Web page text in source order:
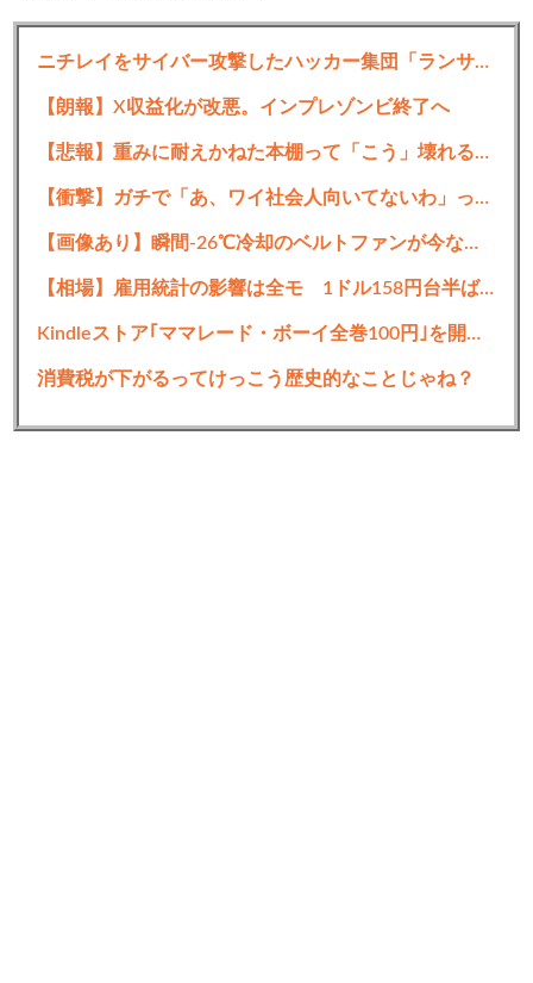
子持ち目線はよかれどだけど
他の従業員からしたらけつ拭かなきゃならんやん？
なぜによその家族の為にワイらが苦労せなきゃなら
その分の給与あがったり代わりの人がくるならいい
んやがな
思考 2022/11/23(水) 06:16:18.88 ID:SrqV8faZ0
それに育休って言ったって旅行いってるやんふざけ
将来の納税者を育てる大切な仕事なんや
ニチレイをサイバー攻撃したハッカー集団「ランサムウェア」 個人情報など20万件以上をダークウェブ上に公開か
【朗報】X収益化が改悪。インプレゾンビ終了へ
【悲報】重みに耐えかねた本棚って「こう」壊れるらしい・・・・・・
【衝撃】ガチで「あ、ワイ社会人向いてないわ」って確信した時wwwww
【画像あり】瞬間-26℃冷却のベルトファンが今なら「4,980円」ｗｗｗｗｗ
【相場】雇用統計の影響は全モ 1ドル158円台半ばに
Kindleストア｢ママレード・ボーイ全巻100円｣を開始 ｢集英社･講談社のマンガ 88円～110円｣も
消費税が下がるってけっこう歴史的なことじゃね？